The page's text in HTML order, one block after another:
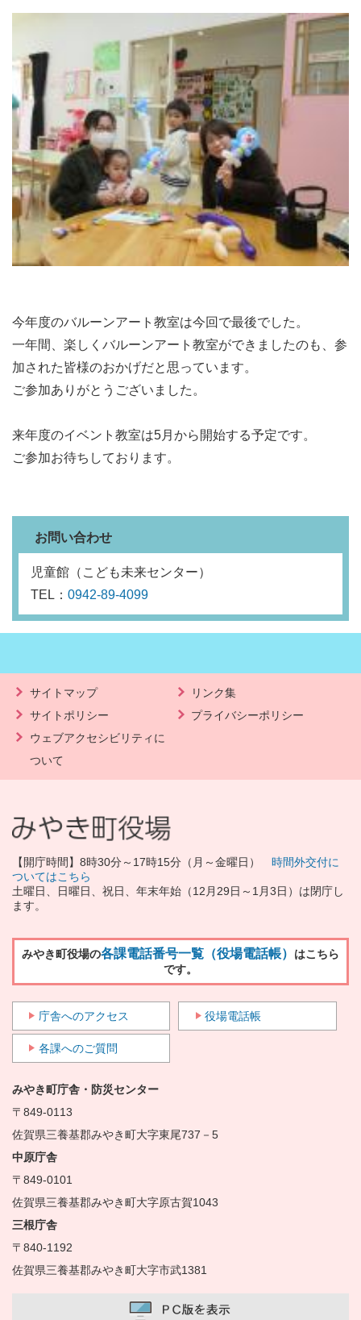
今年度のバルーンアート教室は今回で最後でした。
一年間、楽しくバルーンアート教室ができましたのも、参
加された皆様のおかげだと思っています。
ご参加ありがとうございました。
来年度のイベント教室は5月から開始する予定です。
ご参加お待ちしております。
お問い合わせ
児童館（こども未来センター）
TEL： 0942-89-4099
サイトマップ
リンク集
サイトポリシー
プライバシーポリシー
ウェブアクセシビリティに
ついて
【開庁時間】8時30分～17時15分（月～金曜日） 時間外交付に
ついてはこちら
土曜日、日曜日、祝日、年末年始（12月29日～1月3日）は閉庁し
ます。
みやき町役場の各課電話番号一覧（役場電話帳） はこちら
です。
庁舎へのアクセス 役場電話帳
各課へのご質問
みやき町庁舎・防災センター
〒849-0113
佐賀県三養基郡みやき町大字東尾737－5
中原庁舎
〒849-0101
佐賀県三養基郡みやき町大字原古賀1043
三根庁舎
〒840-1192
佐賀県三養基郡みやき町大字市武1381